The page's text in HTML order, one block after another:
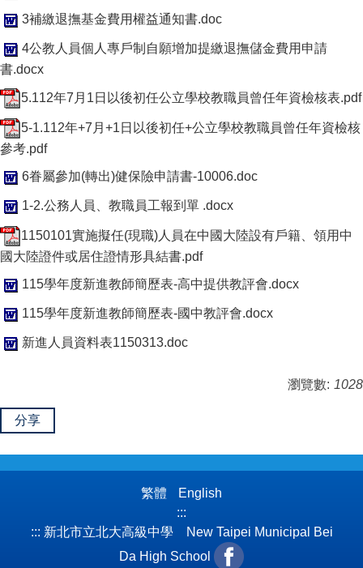
3補繳退撫基金費用權益通知書.doc
4公教人員個人專戶制自願增加提繳退撫儲金費用申請
書.docx
5.112年7月1日以後初任公立學校教職員曾任年資檢核表.pdf
5-1.112年+7月+1日以後初任+公立學校教職員曾任年資檢核
參考.pdf
6眷屬參加(轉出)健保險申請書-10006.doc
1-2.公務人員、教職員工報到單 .docx
1150101實施擬任(現職)人員在中國大陸設有戶籍、領用中
國大陸證件或居住證情形具結書.pdf
115學年度新進教師簡歷表-高中提供教評會.docx
115學年度新進教師簡歷表-國中教評會.docx
新進人員資料表1150313.doc
瀏覽數: 1028
分享
繁體
English
:::
::: 新北市立北大高級中學 New Taipei Municipal Bei
Da High School